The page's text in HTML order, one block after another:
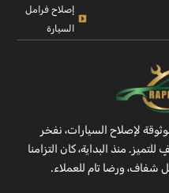
إصلاح فرامل
السيارة
لإصلاح السيارات، نفخر
منذ البداية، كان التزامنا
شفاف، ورضا تام للعملاء.